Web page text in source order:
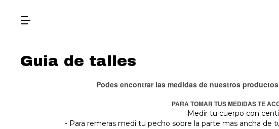
Guia de talles
Podes encontrar las medidas de nuestros
PARA TOMAR TUS MEDIDAS TE
Medir tu cuerpo con
- Para remeras medi tu pecho sobre la parte mas ancha